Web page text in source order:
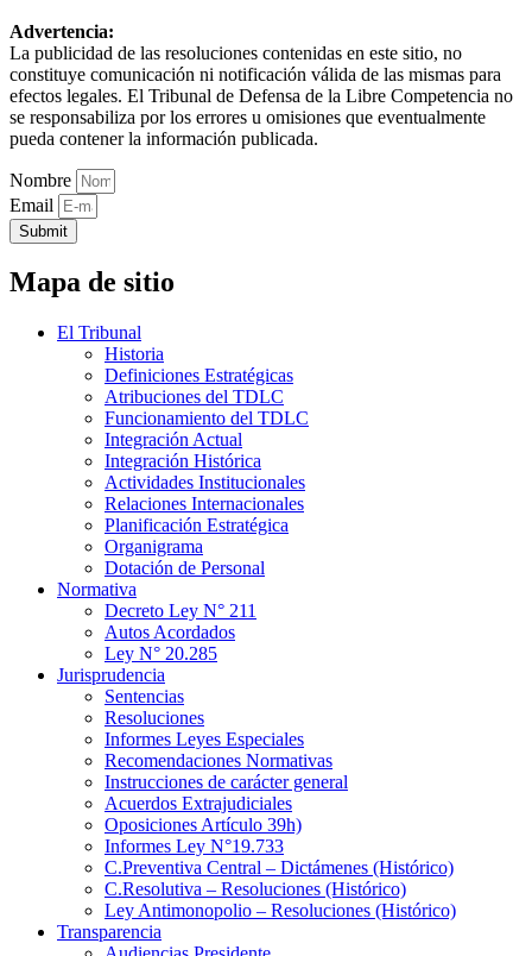
Advertencia:
La publicidad de las resoluciones contenidas en este sitio, no
constituye comunicación ni notificación válida de las mismas para
efectos legales. El Tribunal de Defensa de la Libre Competencia no
se responsabiliza por los errores u omisiones que eventualmente
pueda contener la información publicada.
Nombre
Email
Submit
Mapa de sitio
El Tribunal
Historia
Definiciones Estratégicas
Atribuciones del TDLC
Funcionamiento del TDLC
Integración Actual
Integración Histórica
Actividades Institucionales
Relaciones Internacionales
Planificación Estratégica
Organigrama
Dotación de Personal
Normativa
Decreto Ley N° 211
Autos Acordados
Ley N° 20.285
Jurisprudencia
Sentencias
Resoluciones
Informes Leyes Especiales
Recomendaciones Normativas
Instrucciones de carácter general
Acuerdos Extrajudiciales
Oposiciones Artículo 39h)
Informes Ley N°19.733
C.Preventiva Central – Dictámenes (Histórico)
C.Resolutiva – Resoluciones (Histórico)
Ley Antimonopolio – Resoluciones (Histórico)
Transparencia